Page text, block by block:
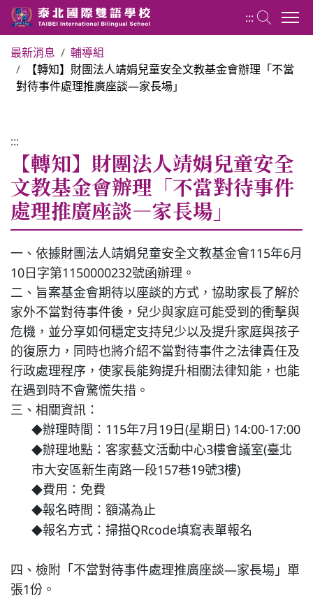
最新消息
輔導組
【轉知】財團法人靖娟兒童安全文教基金會辦理「不當
對待事件處理推廣座談—家長場」
:::
【轉知】財團法人靖娟兒童安全
文教基金會辦理「不當對待事件
處理推廣座談—家長場」
一、依據財團法人靖娟兒童安全文教基金會115年6月
10日字第1150000232號函辦理。
二、旨案基金會期待以座談的方式，協助家長了解於
家外不當對待事件後，兒少與家庭可能受到的衝擊與
危機，並分享如何穩定支持兒少以及提升家庭與孩子
的復原力，同時也將介紹不當對待事件之法律責任及
行政處理程序，使家長能夠提升相關法律知能，也能
在遇到時不會驚慌失措。
三、相關資訊：
◆辦理時間：115年7月19日(星期日) 14:00-17:00
◆辦理地點：客家藝文活動中心3樓會議室(臺北
市大安區新生南路一段157巷19號3樓)
◆費用：免費
◆報名時間：額滿為止
◆報名方式：掃描QRcode填寫表單報名
四、檢附「不當對待事件處理推廣座談—家長場」單
張1份。
:::
國小部 Elementary School
行政團隊
榮譽榜
教務組
學務組
特色課程
表單下載
輔導業務
回官網首頁